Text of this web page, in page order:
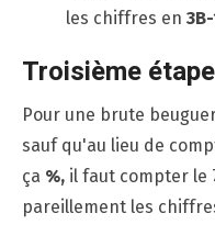
les chiffres en 3B-
Troisième étape
Pour une brute
sauf qu'au lieu de
ça %, il faut compter le
pareillement les